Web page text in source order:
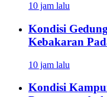
10 jam lalu
Kondisi
Kebakaran
10 jam lalu
Kondisi